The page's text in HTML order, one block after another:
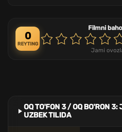
0
REYTING
Filmni
Jami
OQ TO'FON 3 / OQ BO'RON
UZBEK TILIDA